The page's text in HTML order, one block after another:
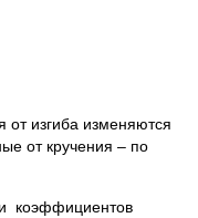
изгиба изменяются
от кручения – по
коэффициентов